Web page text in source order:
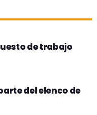
de trabajo
del elenco de